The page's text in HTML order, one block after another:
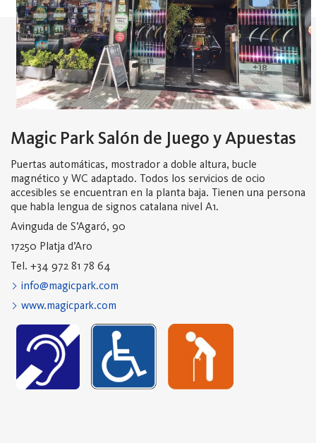
Magic Park Salón de Juego y Apuestas
Puertas automáticas, mostrador a doble altura, bucle
magnético y WC adaptado. Todos los servicios de ocio
accesibles se encuentran en la planta baja. Tienen una persona
que habla lengua de signos catalana nivel A1.
Avinguda de S’Agaró, 90
17250 Platja d’Aro
Tel. +34 972 81 78 64
info@magicpark.com
www.magicpark.com